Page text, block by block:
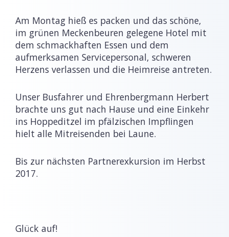
Am Montag hieß es packen und das schöne,
im grünen Meckenbeuren gelegene Hotel mit
dem schmackhaften Essen und dem
aufmerksamen Servicepersonal, schweren
Herzens verlassen und die Heimreise antreten.
Unser Busfahrer und Ehrenbergmann Herbert
brachte uns gut nach Hause und eine Einkehr
ins Hoppeditzel im pfälzischen Impflingen
hielt alle Mitreisenden bei Laune.
Bis zur nächsten Partnerexkursion im Herbst
2017.
Glück auf!